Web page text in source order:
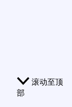
滚动至顶
部